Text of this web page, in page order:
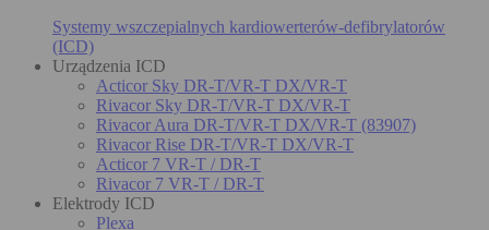
Systemy wszczepialnych kardiowerterów-defibrylatorów
(ICD)
Urządzenia ICD
Acticor Sky DR-T/VR-T DX/VR-T
Rivacor Sky DR-T/VR-T DX/VR-T
Rivacor Aura DR-T/VR-T DX/VR-T (83907)
Rivacor Rise DR-T/VR-T DX/VR-T
Acticor 7 VR-T / DR-T
Rivacor 7 VR-T / DR-T
Elektrody ICD
Plexa